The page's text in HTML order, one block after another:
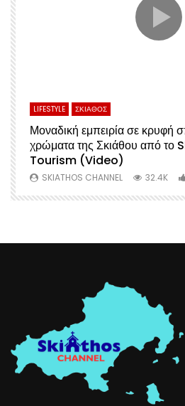
Watch Later
LIFESTYLE ΣΚΙΑΘΟΣ
Μοναδική εμπειρία σε κρυφή
χρώματα της Σκιάθου από
Tourism (Video)
SKIATHOS CHANNEL 32.4K